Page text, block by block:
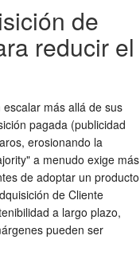
de
reducir el
escalar más allá de sus
pagada (publicidad
erosionando la
a menudo exige más
de adoptar un producto
de Cliente
a largo plazo,
pueden ser